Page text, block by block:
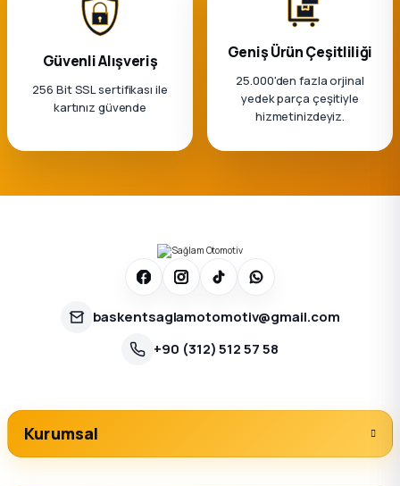
Güvenli Alışveriş
256 Bit SSL sertifikası ile
kartınız güvende
Geniş Ürün Çeşitliliği
25.000'den fazla orjinal
yedek parça çeşitiyle
hizmetinizdeyiz.
baskentsaglamotomotiv@gmail.com
+90 (312) 512 57 58
Kurumsal